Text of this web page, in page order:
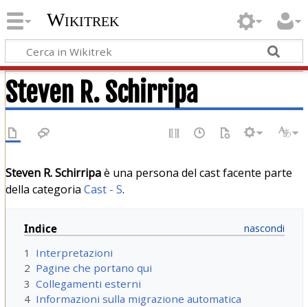
Wikitrek
Steven R. Schirripa
Steven R. Schirripaè una persona del cast facente parte
della categoria Cast - S.
Indice
1
Interpretazioni
2 Pagine che portano qui
3 Collegamenti esterni
4 Informazioni sulla migrazione automatica